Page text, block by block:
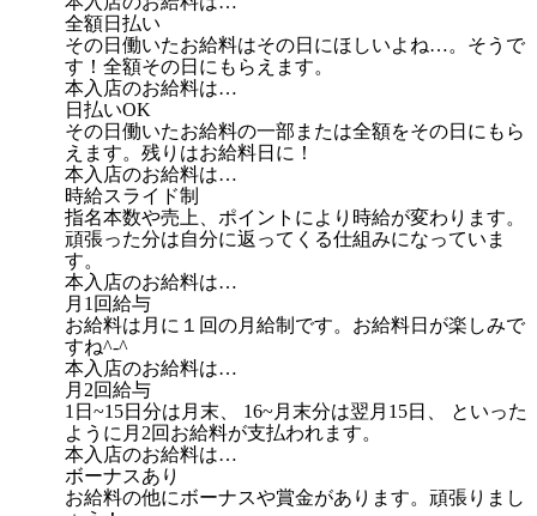
全額日払い
その日働いたお給料はその日にほしいよね…。そうで
す！全額その日にもらえます。
本入店のお給料は…
日払いOK
その日働いたお給料の一部または全額をその日にもら
えます。残りはお給料日に！
本入店のお給料は…
時給スライド制
指名本数や売上、ポイントにより時給が変わります。
頑張った分は自分に返ってくる仕組みになっていま
す。
本入店のお給料は…
月1回給与
お給料は月に１回の月給制です。お給料日が楽しみで
すね^-^
本入店のお給料は…
月2回給与
1日~15日分は月末、 16~月末分は翌月15日、 といった
ように月2回お給料が支払われます。
本入店のお給料は…
ボーナスあり
お給料の他にボーナスや賞金があります。頑張りまし